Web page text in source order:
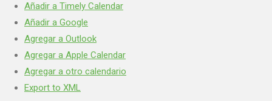
Añadir a Timely Calendar
Añadir a Google
Agregar a Outlook
Agregar a Apple Calendar
Agregar a otro calendario
Export to XML